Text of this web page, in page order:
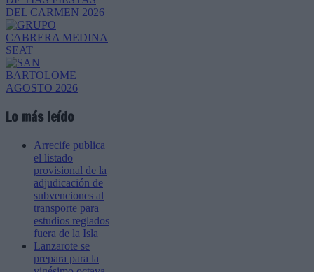
Lo más leído
Arrecife publica
el listado
provisional de la
adjudicación de
subvenciones al
transporte para
estudios reglados
fuera de la Isla
Lanzarote se
prepara para la